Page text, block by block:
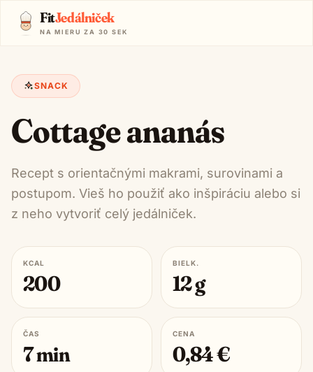
FitJedálniček
NA MIERU ZA 30 SEK
SNACK
Cottage ananás
Recept s orientačnými makrami, surovinami a
postupom. Vieš ho použiť ako inšpiráciu alebo si
z neho vytvoriť celý jedálniček.
KCAL
200
BIELK.
12g
ČAS
7min
CENA
0,84€